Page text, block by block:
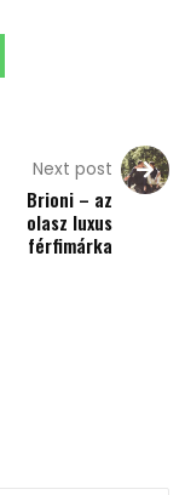
Next post
Brioni – az
olasz luxus
férfimárka